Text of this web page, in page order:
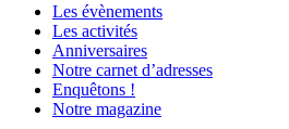
Les évènements
Les activités
Anniversaires
Notre carnet d’adresses
Enquêtons !
Notre magazine